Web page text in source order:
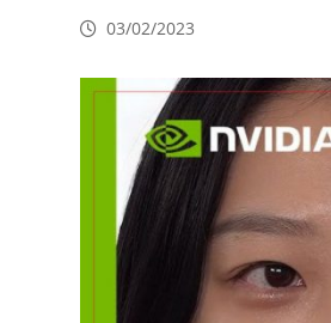
03/02/2023